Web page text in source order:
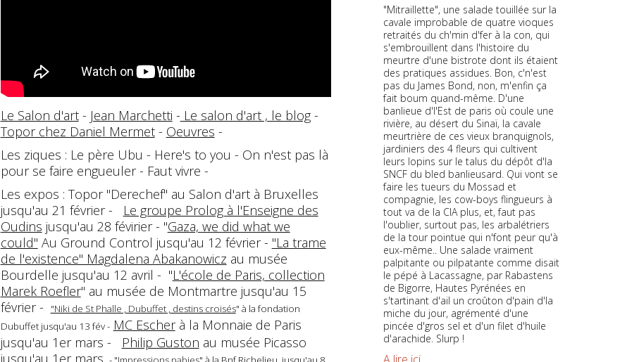
Le Salon d'art- Jean Marchetti - Le salon d'art , le blog-
Topor chez Daniel Mermet- Oeuvres -
Les ziques : Le père Ubu - Here's to you - On n'est pas là
pour se faire engueuler - Faut vivre -
Les expos : Topor "Derechef" au Salon d'art à Bruxelles
jusqu'au 21 février - Le groupe Prolog à l'Enseigne des
Oudins jusqu'au 28 févirier - "Gaza, we did what we
could" Au Ground Control jusqu'au 12 février - "La trame
de l'existence" Magdalena Abakanowicz au musée
Bourdelle jusqu'au 12 avril - "L'école de Paris, collection
Marek Roefler" au musée de Montmartre jusqu'au 15
février -
"Niki de St Phalle , Dubuffet , destins croisés" à la fondation
Dubuffet jusqu'au 13 fév - MC Escherà la Monnaie de Paris
jusqu'au 1er mars - Philip Guston au musée Picasso
jusqu'au 1er mars
"Mitraillette", une salade touillée sur la
cavale improbable de quatre vioques
retraités du ch'min d'fer à la con, qui
s'embrouillent dans l'histoire du
meurtre d'une bistrote dont ils étaient
des pratiques assidues. Bon, c'n'est
pas du James Bond, non, m'enfin ça
fait boum quand-même. D'une
banlieue d'l'Est de paris où coule une
rivière, au désert du Sinaï, la cavale
meurtrière de ces vieux branquignols,
jardiniers des 4 fleurs qui cultivent
leurs lopins sur le talus du dépôt d'la
SNCF du bled banlieusard. Qui vont se
faire les tueurs du Mossad et
compagnie, les cow-boys flingueurs à
tout va de la CIA plus, et, faut pas
l'oublier, surtout pas, les arbalétriers
de la tour pointue qui n'font peur qu'à
eux-même.. Une salade vraiment
palpitante ou pilpatante comme disait
le pépé à Lacassagne, par Rabastens
de Bigorre, Hautes Pyrénées en
s'tartinant d'ail un croûton d'pain d'la
miche du jour, agrémenté d'une
pincée d'gros sel et d'un filet d'huile
d'arachide. Slurp !